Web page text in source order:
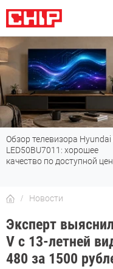
Обзор телевизора Hyundai
LED50BU7011: хорошее
качество по доступной
Новости
Эксперт
V с 13-летней
480 за 1500